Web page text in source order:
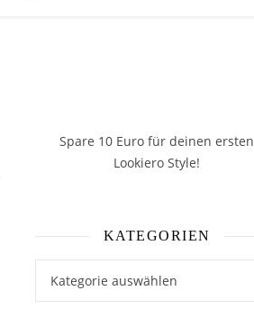
Spare 10 Euro für deinen ersten
Lookiero Style!
KATEGORIEN